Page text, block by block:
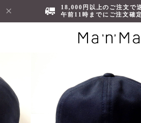
18,000円以上のご注文で
午前11時までにご注文確